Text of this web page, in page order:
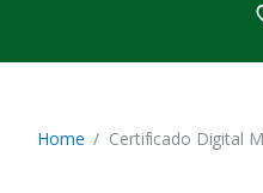
:
Home Certificado Digital